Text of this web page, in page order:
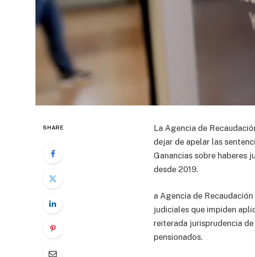
SHARE
La Agencia de
dejar de apelar las
Ganancias sobre haberes
desde 2019.
a Agencia de
judiciales que impiden
reiterada jurisprudencia
pensionados.